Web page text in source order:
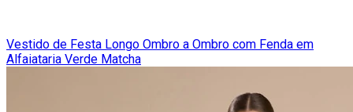
Vestido de Festa Longo Ombro a Ombro com Fenda em
Alfaiataria Verde Matcha